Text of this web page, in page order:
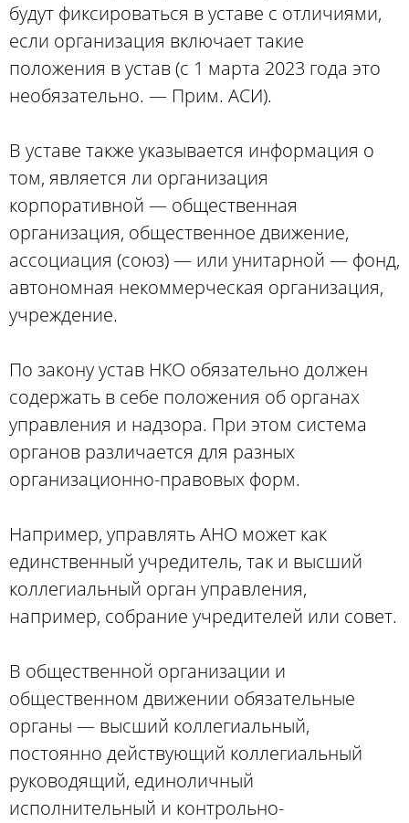
будут фиксироваться в уставе с отличиями,
если организация включает такие
положения в устав (с 1 марта 2023 года это
необязательно. — Прим. АСИ).
В уставе также указывается информация о
том, является ли организация
корпоративной — общественная
организация, общественное движение,
ассоциация (союз) — или унитарной — фонд,
автономная некоммерческая организация,
учреждение.
По закону устав НКО обязательно должен
содержать в себе положения об органах
управления и надзора. При этом система
органов различается для разных
организационно-правовых форм.
Например, управлять АНО может как
единственный учредитель, так и высший
коллегиальный орган управления,
например, собрание учредителей или совет.
В общественной организации и
общественном движении обязательные
органы — высший коллегиальный,
постоянно действующий коллегиальный
руководящий, единоличный
исполнительный и контрольно-